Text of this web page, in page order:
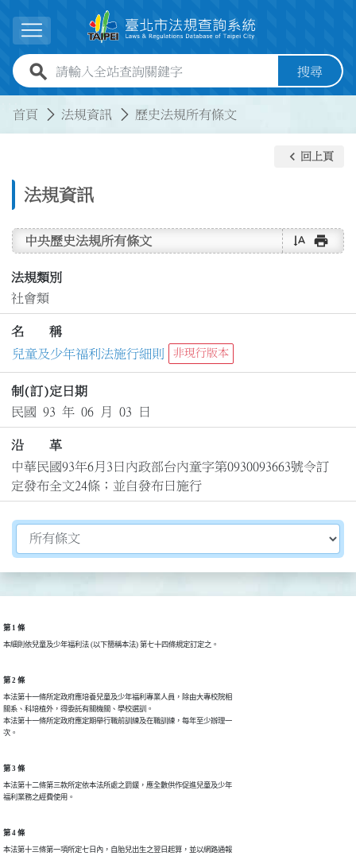
展開選單
全站查詢關鍵字欄位 搜尋
首頁 法規資訊 歷史法規所有條文
法規資訊
keyboard_arrow_left 回上頁
中央歷史法規所有條文 text_rotate_vertical print
法規類別
社會類
名 稱
兒童及少年福利法施行細則
非現行版本
制(訂)定日期
民國 93 年 06 月 03 日
沿 革
中華民國93年6月3日內政部台內童字第0930093663號令訂
定發布全文24條；並自發布日施行
切換選擇法規資訊內容
第 1 條
本細則依兒童及少年福利法 (以下簡稱本法) 第七十四條規定訂定之。
第 2 條
本法第十一條所定政府應培養兒童及少年福利專業人員，除由大專校院相
關系、科培植外，得委託有關機關、學校選訓。
本法第十一條所定政府應定期舉行職前訓練及在職訓練，每年至少辦理一
次。
第 3 條
本法第十二條第三款所定依本法所處之罰鍰，應全數供作促進兒童及少年
福利業務之經費使用。
第 4 條
本法第十三條第一項所定七日內，自胎兒出生之翌日起算，並以網路通報